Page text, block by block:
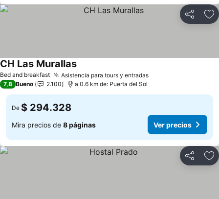
Compartir
Bed and breakfast Asistencia para tours y entradas
CH Las Murallas
7,8 Bueno 2.100 a 0.6 km de: Puerta del Sol
De $ 294.328
Mira precios de 8 páginas Ver precios
Compartir